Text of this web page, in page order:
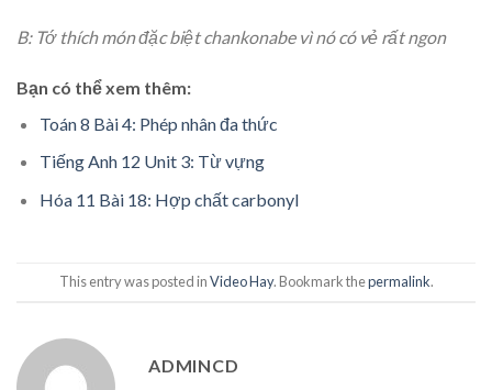
B: Tớ thích món đặc biệt chankonabe vì nó có vẻ rất ngon
Bạn có thể xem thêm:
Toán 8 Bài 4: Phép nhân đa thức
Tiếng Anh 12 Unit 3: Từ vựng
Hóa 11 Bài 18: Hợp chất carbonyl
This entry was posted inVideo Hay. Bookmark thepermalink.
ADMINCD